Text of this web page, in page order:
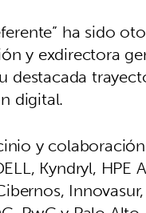
ha sido
y exdirectora
destacada
digital.
y
Kyndryl, HPE